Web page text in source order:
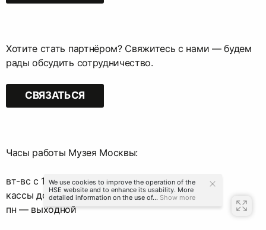
Хотите стать партнёром? Свяжитесь с нами — будем
рады обсудить сотрудничество.
СВЯЗАТЬСЯ
Часы работы Музея Москвы:
вт-вс с 11:00 до 21:00
кассы до 20:00
пн — выходной
We use cookies to improve the operation of the
HSE website and to enhance its usability. More
detailed information on the use of... Show more